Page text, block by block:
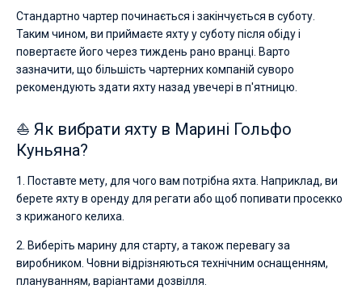
Стандартно чартер починається і закінчується в суботу.
Таким чином, ви приймаєте яхту у суботу після обіду і
повертаєте його через тиждень рано вранці. Варто
зазначити, що більшість чартерних компаній суворо
рекомендують здати яхту назад увечері в п'ятницю.
⛵ Як вибрати яхту в Марині Гольфо
Куньяна?
1. Поставте мету, для чого вам потрібна яхта. Наприклад, ви
берете яхту в оренду для регати або щоб попивати просекко
з крижаного келиха.
2. Виберіть марину для старту, а також перевагу за
виробником. Човни відрізняються технічним оснащенням,
плануванням, варіантами дозвілля.